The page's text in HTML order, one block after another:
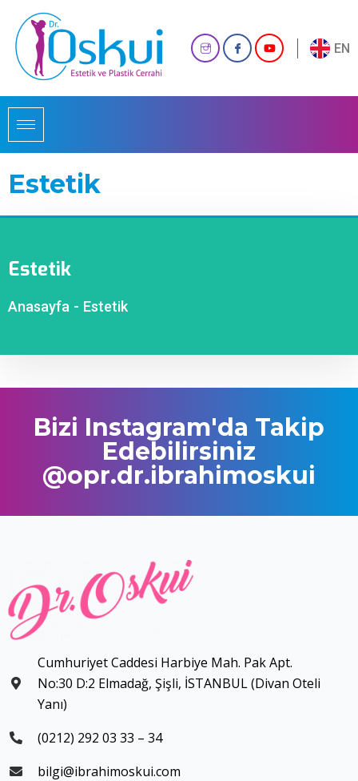
EN
Estetik
Estetik
Anasayfa - Estetik
Bizi Instagram'da Takip
Edebilirsiniz
@opr.dr.ibrahimoskui
Cumhuriyet Caddesi Harbiye Mah. Pak Apt.
No:30 D:2 Elmadağ, Şişli, İSTANBUL (Divan Oteli
Yanı)
(0212) 292 03 33 – 34
bilgi@ibrahimoskui.com